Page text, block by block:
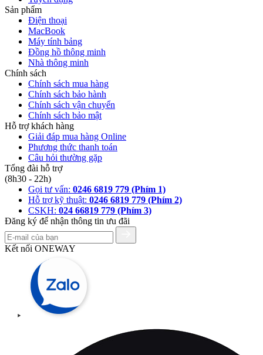
Sản phẩm
Điện thoại
MacBook
Máy tính bảng
Đồng hồ thông minh
Nhà thông minh
Chính sách
Chính sách mua hàng
Chính sách bảo hành
Chính sách vận chuyển
Chính sách bảo mật
Hỗ trợ khách hàng
Giải đáp mua hàng Online
Phương thức thanh toán
Câu hỏi thường gặp
Tổng đài hỗ trợ
(8h30 - 22h)
Gọi tư vấn: 0246 6819 779 (Phím 1)
Hỗ trợ kỹ thuật: 0246 6819 779 (Phím 2)
CSKH: 024 66819 779 (Phím 3)
Đăng ký để nhận thông tin ưu đãi
Kết nối ONEWAY